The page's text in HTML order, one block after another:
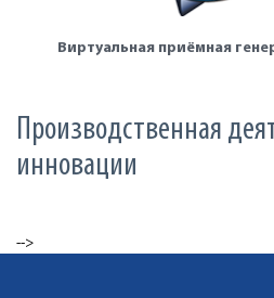
Виртуальная приёмная
Производственная
инновации
-->